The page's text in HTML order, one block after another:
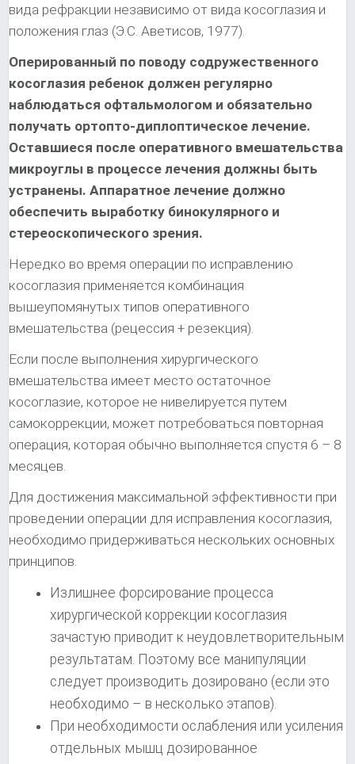
вида рефракции независимо от вида косоглазия и
положения глаз (Э.С. Аветисов, 1977).
Оперированный по поводу содружественного
косоглазия ребенок должен регулярно
наблюдаться офтальмологом и обязательно
получать ортопто-диплоптическое лечение.
Оставшиеся после оперативного вмешательства
микроуглы в процессе лечения должны быть
устранены. Аппаратное лечение должно
обеспечить выработку бинокулярного и
стереоскопического зрения.
Нередко во время операции по исправлению
косоглазия применяется комбинация
вышеупомянутых типов оперативного
вмешательства (рецессия + резекция).
Если после выполнения хирургического
вмешательства имеет место остаточное
косоглазие, которое не нивелируется путем
самокоррекции, может потребоваться повторная
операция, которая обычно выполняется спустя 6 – 8
месяцев.
Для достижения максимальной эффективности при
проведении операции для исправления косоглазия,
необходимо придерживаться нескольких основных
принципов.
Излишнее форсирование процесса
хирургической коррекции косоглазия
зачастую приводит к неудовлетворительным
результатам. Поэтому все манипуляции
следует производить дозировано (если это
необходимо – в несколько этапов).
При необходимости ослабления или усиления
отдельных мышц дозированное